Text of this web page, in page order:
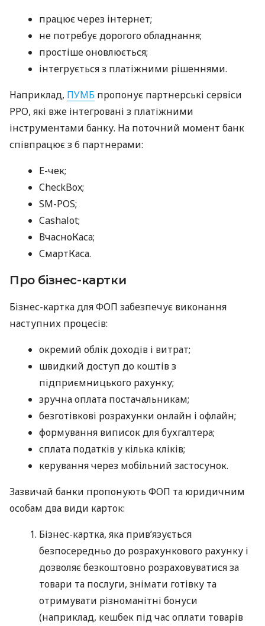
працює через інтернет;
не потребує дорогого обладнання;
простіше оновлюється;
інтегрується з платіжними рішеннями.
Наприклад, ПУМБ пропонує партнерські сервіси
РРО, які вже інтегровані з платіжними
інструментами банку. На поточний момент банк
співпрацює з 6 партнерами:
E-чек;
CheckBox;
SM-POS;
Cashalot;
ВчасноКаса;
СмартКаса.
Про бізнес-картки
Бізнес-картка для ФОП забезпечує виконання
наступних процесів:
окремий облік доходів і витрат;
швидкий доступ до коштів з
підприємницького рахунку;
зручна оплата постачальникам;
безготівкові розрахунки онлайн і офлайн;
формування виписок для бухгалтера;
сплата податків у кілька кліків;
керування через мобільний застосунок.
Зазвичай банки пропонують ФОП та юридичним
особам два види карток:
Бізнес-картка, яка прив’язується
безпосередньо до розрахункового рахунку і
дозволяє безкоштовно розраховуватися за
товари та послуги, знімати готівку та
отримувати різноманітні бонуси
(наприклад, кешбек під час оплати товарів